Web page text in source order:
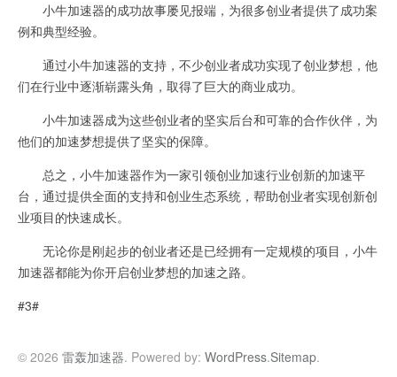
小牛加速器的成功故事屡见报端，为很多创业者提供了成功案
例和典型经验。
通过小牛加速器的支持，不少创业者成功实现了创业梦想，他
们在行业中逐渐崭露头角，取得了巨大的商业成功。
小牛加速器成为这些创业者的坚实后台和可靠的合作伙伴，为
他们的加速梦想提供了坚实的保障。
总之，小牛加速器作为一家引领创业加速行业创新的加速平
台，通过提供全面的支持和创业生态系统，帮助创业者实现创新创
业项目的快速成长。
无论你是刚起步的创业者还是已经拥有一定规模的项目，小牛
加速器都能为你开启创业梦想的加速之路。
#3#
© 2026 雷轰加速器. Powered by: WordPress.Sitemap.